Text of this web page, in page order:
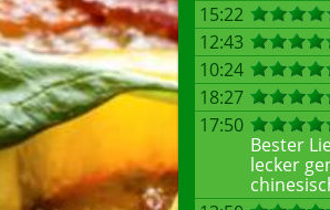
15:22
12:43
10:24
18:27
17:50
Bester
lecker